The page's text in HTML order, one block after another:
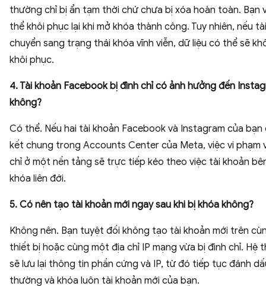
thường chỉ bị ẩn tạm thời chứ chưa bị xóa hoàn toàn. Bạn
thể khôi phục lại khi mở khóa thành công. Tuy nhiên, nếu
chuyển sang trạng thái khóa vĩnh viễn, dữ liệu có thể sẽ
khôi phục.
4. Tài khoản Facebook bị đình chỉ có ảnh hưởng đến
không?
Có thể. Nếu hai tài khoản Facebook và Instagram của bạn
kết chung trong Accounts Center của Meta, việc vi phạm
chỉ ở một nền tảng sẽ trực tiếp kéo theo việc tài khoản
khóa liên đới.
5. Có nên tạo tài khoản mới ngay sau khi bị khóa không?
Không nên. Bạn tuyệt đối không tạo tài khoản mới trên
thiết bị hoặc cùng một địa chỉ IP mạng vừa bị đình chỉ. Hệ
sẽ lưu lại thông tin phần cứng và IP, từ đó tiếp tục đánh
thường và khóa luôn tài khoản mới của bạn.